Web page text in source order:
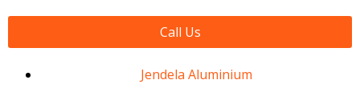
Call Us
Jendela Aluminium